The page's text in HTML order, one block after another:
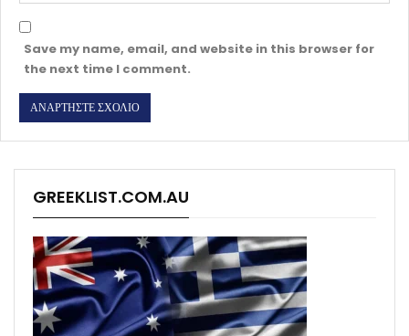
Save my name, email, and website in this browser for
the next time I comment.
GREEKLIST.COM.AU